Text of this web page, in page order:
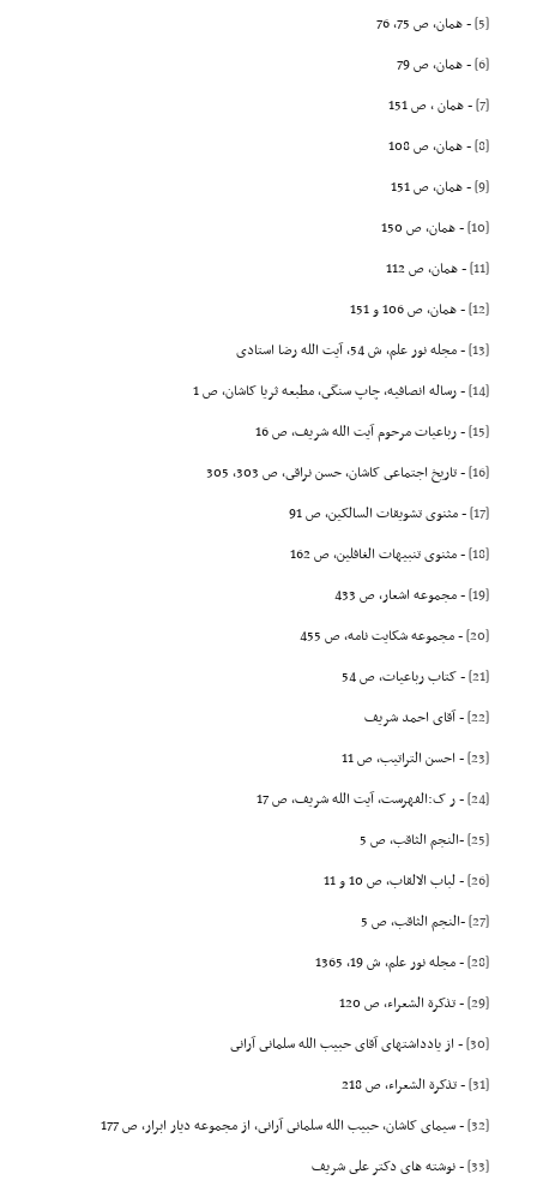
[5] - همان، ص 75، 76
[6] - همان، ص 79
[7] - همان ، ص 151
[8] - همان، ص 108
[9] - همان، ص 151
[10]
- همان، ص 150
[11]
- همان، ص 112
[12]
- همان، ص 106 و 151
[13]
- مجله نور علم، ش 54، آیت الله رضا استادى
[14]
- رساله انصافیه، چاپ سنگى، مطبعه ثریا کاشان، ص 1
[15]
- رباعیات مرحوم آیت الله شریف، ص 16
[16]
- تاریخ اجتماعى کاشان، حسن نراقى، ص 303، 305
[17]
- مثنوى تشویقات السالکین، ص 91
[18]
- مثنوى تنبیهات الغافلین، ص 162
[19]
- مجموعه اشعار، ص 433
[20]
- مجموعه شکایت نامه، ص 455
[21]
- کتاب رباعیات، ص 54
[22]
- آقاى احمد شریف
[23]
- احسن التراتیب، ص 11
[24]
- ر ک:الفهرست، آیت الله شریف، ص 17
[25]
-النجم الثاقب، ص 5
[26]
- لباب الالقاب، ص 10 و 11
[27]
-النجم الثاقب، ص 5
[28]
- مجله نور علم، ش 19، 1365
[29]
- تذکرة الشعراء، ص 120
[30]
- از یادداشتهاى آقاى حبیب الله سلمانى آرانى
[31]
- تذکرة الشعراء، ص 218
[32]
- سیماى کاشان، حبیب الله سلمانى آرانى، از مجموعه دیار ابرار، ص 177
[33]
- نوشته هاى دکتر على شریف